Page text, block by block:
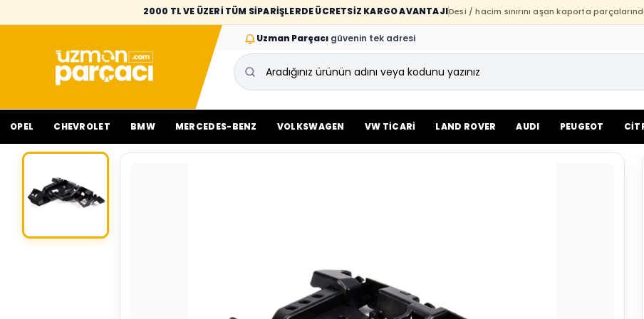
2000 TL VE ÜZERİ TÜM SİPARİŞLERDE ÜCRETSİZ KARGO AVANTAJIDesi / hacim sınırını aşan kaporta
Uzman Parçacı güvenin tek adresi
OPEL CHEVROLET BMW MERCEDES-BENZ VOLKSWAGEN VW TİCARİ LAND ROVER AUDI PEUGEOT